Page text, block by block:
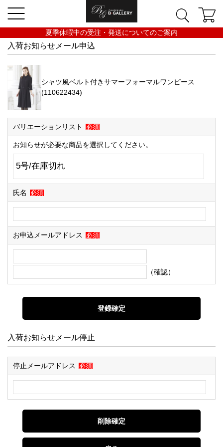
夏季休暇中の受注・発送についてのご案内
入荷お知らせメール申込
シャツ風ベルト付きサマーフォーマルワンピース
(110622434)
バリエーションリスト 必須
お知らせが必要な商品を選択してください。
氏名 必須
お申込メールアドレス 必須
（確認）
入荷お知らせメール停止
停止メールアドレス 必須